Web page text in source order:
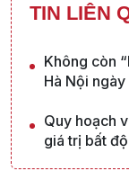
TIN LIÊN
Không còn
Hà Nội
Quy hoạch
giá trị bất